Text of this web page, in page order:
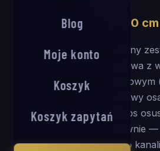
Blog
Moje konto
Koszyk
Koszyk zapytań
60 cm
Kompletny
aluminiowa z
systemowy
mm. Ryps
intensywnie
wodę do